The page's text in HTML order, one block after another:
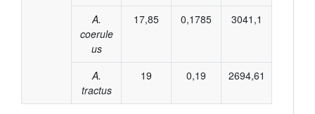
A.
coerule
us
17,85 0,1785 3041,1
A.
tractus
19 0,19 2694,61